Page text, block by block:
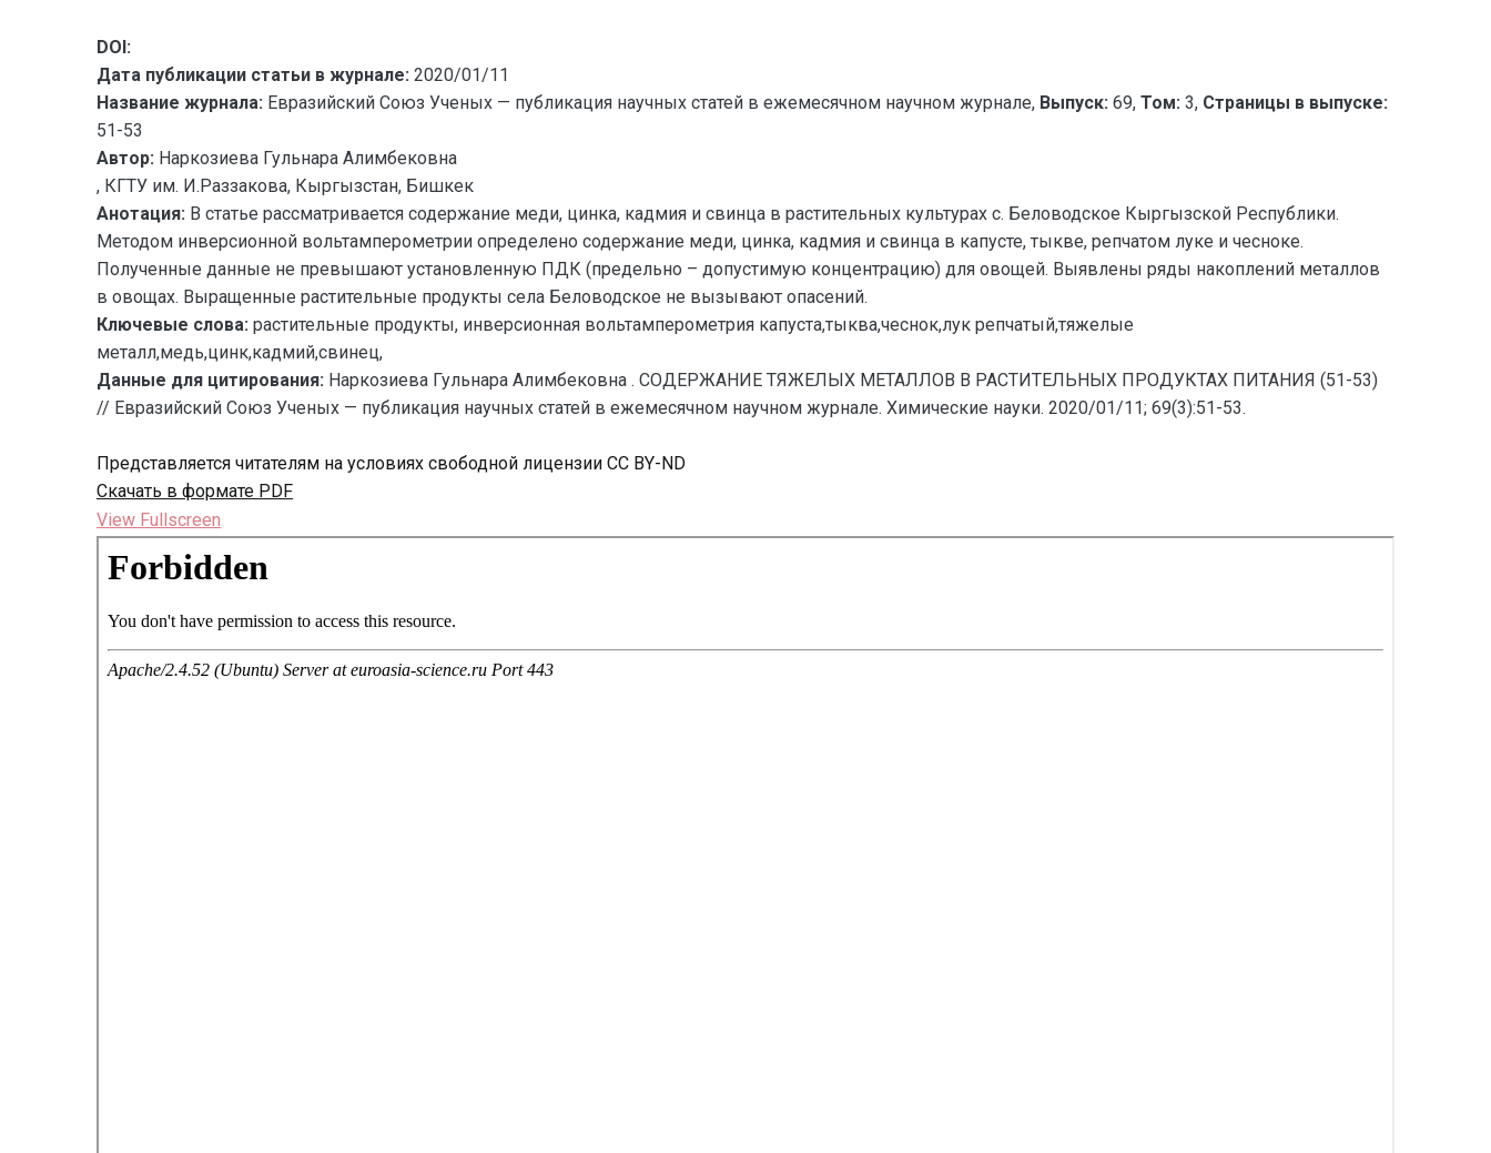
DOI:
Дата публикации статьи в журнале: 2020/01/11
Название журнала: Евразийский Союз Ученых — публикация научных статей в ежемесячном научном журнале, Выпуск: 69, Том: 3, Страницы в выпуске:
51-53
Автор: Наркозиева Гульнара Алимбековна
, КГТУ им. И.Раззакова, Кыргызстан, Бишкек
Анотация: В статье рассматривается содержание меди, цинка, кадмия и свинца в растительных культурах с. Беловодское Кыргызской Республики.
Методом инверсионной вольтамперометрии определено содержание меди, цинка, кадмия и свинца в капусте, тыкве, репчатом луке и чесноке.
Полученные данные не превышают установленную ПДК (предельно – допустимую концентрацию) для овощей. Выявлены ряды накоплений металлов
в овощах. Выращенные растительные продукты села Беловодское не вызывают опасений.
Ключевые слова: растительные продукты, инверсионная вольтамперометрия капуста,тыква,чеснок,лук репчатый,тяжелые
металл,медь,цинк,кадмий,свинец,
Данные для цитирования: Наркозиева Гульнара Алимбековна . СОДЕРЖАНИЕ ТЯЖЕЛЫХ МЕТАЛЛОВ В РАСТИТЕЛЬНЫХ ПРОДУКТАХ ПИТАНИЯ (51-53)
// Евразийский Союз Ученых — публикация научных статей в ежемесячном научном журнале. Химические науки. 2020/01/11; 69(3):51-53.
Представляется читателям на условиях свободной лицензии CC BY-ND
Скачать в формате PDF
View Fullscreen
Перейти
содержимому